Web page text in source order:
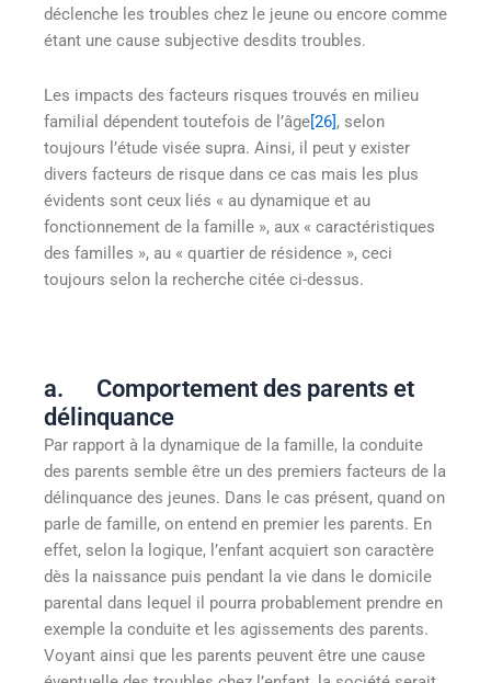
déclenche les troubles chez le jeune ou encore comme
étant une cause subjective desdits troubles.
Les impacts des facteurs risques trouvés en milieu
familial dépendent toutefois de l’âge[26], selon
toujours l’étude visée supra. Ainsi, il peut y exister
divers facteurs de risque dans ce cas mais les plus
évidents sont ceux liés « au dynamique et au
fonctionnement de la famille », aux « caractéristiques
des familles », au « quartier de résidence », ceci
toujours selon la recherche citée ci-dessus.
a. Comportement des parents et
délinquance
Par rapport à la dynamique de la famille, la conduite
des parents semble être un des premiers facteurs de la
délinquance des jeunes. Dans le cas présent, quand on
parle de famille, on entend en premier les parents. En
effet, selon la logique, l’enfant acquiert son caractère
dès la naissance puis pendant la vie dans le domicile
parental dans lequel il pourra probablement prendre en
exemple la conduite et les agissements des parents.
Voyant ainsi que les parents peuvent être une cause